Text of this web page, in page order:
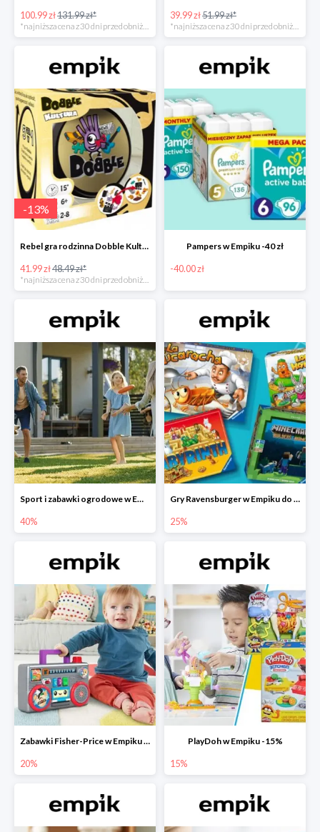
100.99 zł131.99 zł*
*najniższa cena z 30 dni przed obniżką
39.99 zł51.99 zł*
*najniższa cena z 30 dni przed obniżką
-13%
Rebel gra rodzinna Dobble Kultura w super cenie w Empiku Premium
41.99 zł48.49 zł*
Pampers w Empiku -40 zł
-40.00 zł
Sport i zabawki ogrodowe w Empiku do -40%
40%
Gry Ravensburger w Empiku do -25%
25%
Zabawki Fisher-Price w Empiku do -20%
20%
PlayDoh w Empiku -15%
15%